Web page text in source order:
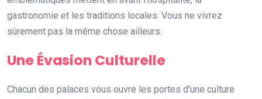
gastronomie et les traditions locales. Vous ne vivrez
sûrement pas la même chose ailleurs.
Une Évasion Culturelle
Chacun des palaces vous ouvre les portes d’une culture